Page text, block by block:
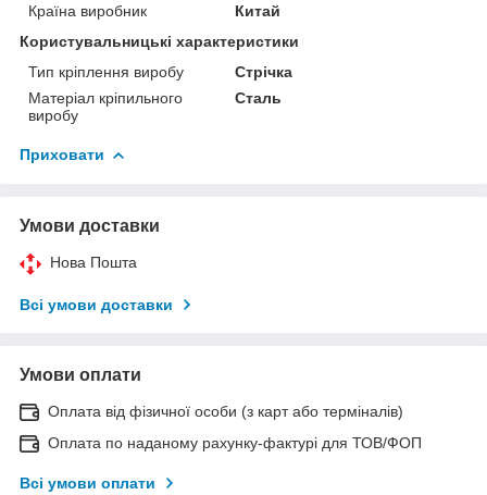
Країна виробник
Китай
Користувальницькі характеристики
Тип кріплення виробу
Стрічка
Матеріал кріпильного
виробу
Сталь
Приховати
Умови доставки
Нова Пошта
Всі умови доставки
Умови оплати
Оплата від фізичної особи (з карт або терміналів)
Оплата по наданому рахунку-фактурі для ТОВ/ФОП
Всі умови оплати